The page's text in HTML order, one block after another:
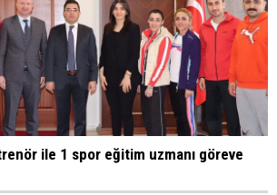
ile 1 spor eğitim uzmanı göreve